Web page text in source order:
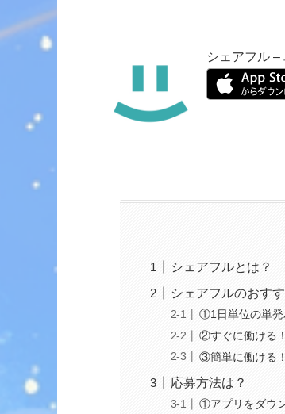
シェアフル –
シェアフルとは？
シェアフルのおす
①1日単位の単発
②すぐに働ける！
③簡単に働ける！
応募方法は？
①アプリをダウ